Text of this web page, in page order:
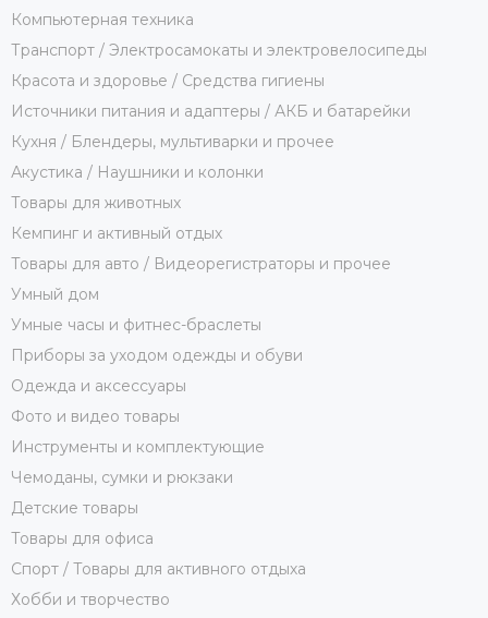
Компьютерная техника
Транспорт / Электросамокаты и электровелосипеды
Красота и здоровье / Средства гигиены
Источники питания и адаптеры / АКБ и батарейки
Кухня / Блендеры, мультиварки и прочее
Акустика / Наушники и колонки
Товары для животных
Кемпинг и активный отдых
Товары для авто / Видеорегистраторы и прочее
Умный дом
Умные часы и фитнес-браслеты
Приборы за уходом одежды и обуви
Одежда и аксессуары
Фото и видео товары
Инструменты и комплектующие
Чемоданы, сумки и рюкзаки
Детские товары
Товары для офиса
Спорт / Товары для активного отдыха
Хобби и творчество